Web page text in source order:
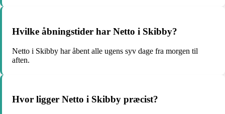
Hvilke åbningstider har Netto i Skibby?
Netto i Skibby har åbent alle ugens syv dage fra morgen til
aften.
Hvor ligger Netto i Skibby præcist?